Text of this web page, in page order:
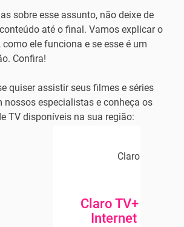
sobre esse assunto, não deixe de
até o final. Vamos explicar o
ele funciona e se esse é um
Confira!
quiser assistir seus filmes e séries
especialistas e conheça os
TV disponíveis na sua região:
Claro Combo
Claro TV+ App +
Internet 500